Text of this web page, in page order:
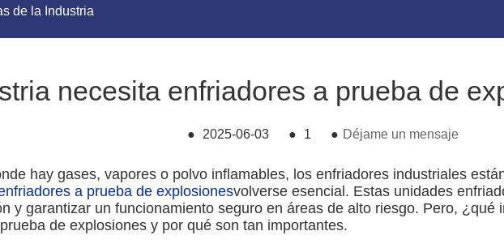
de la Industria
necesita enfriadores a prueba de
● 2025-06-03 ● 1 ● Déjame un mensaje
hay gases, vapores o polvo inflamables, los enfriadores industriales
a prueba de explosionesvolverse esencial. Estas unidades
y garantizar un funcionamiento seguro en áreas de alto riesgo. Pero,
de explosiones y por qué son tan importantes.